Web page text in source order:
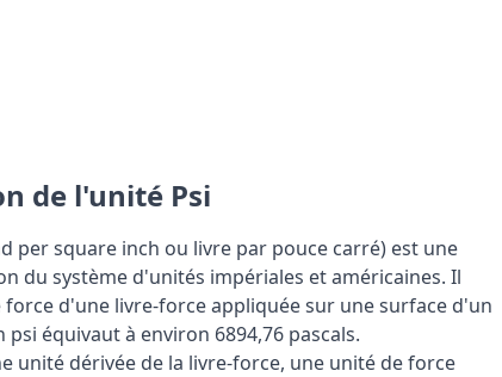
de l'unité Psi
per square inch ou livre par pouce carré) est une
du système d'unités impériales et américaines. Il
d'une livre-force appliquée sur une surface d'un
psi équivaut à environ 6894,76 pascals.
unité dérivée de la livre-force, une unité de force